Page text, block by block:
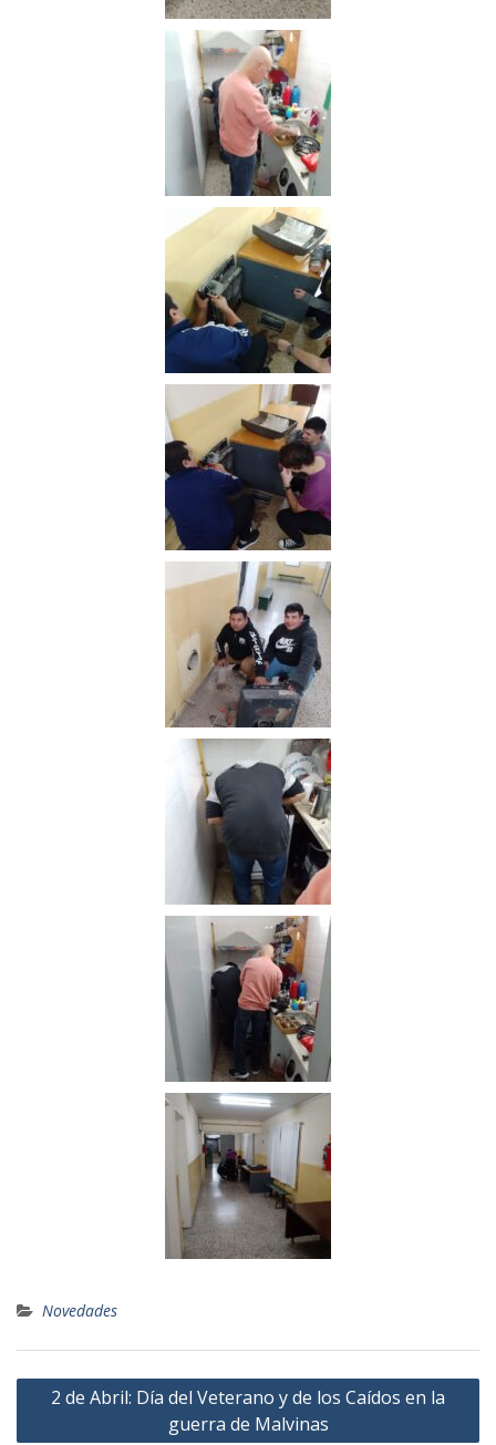
Novedades
2 de Abril: Día del Veterano y de los Caídos en la
guerra de Malvinas